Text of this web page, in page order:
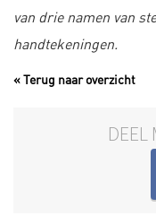
van drie namen van
handtekeningen.
« Terug naar overzicht
DEEL